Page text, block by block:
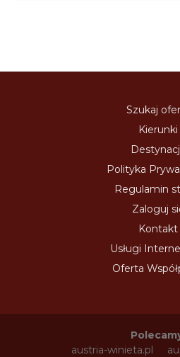
Szukaj
Kierunki
Polityka
Regulamin
Zaloguj
Kontakt
Usługi
Oferta
austria-winieta.pl